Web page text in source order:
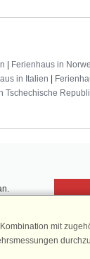
Ferienhaus in
in Italien
Tschechische
mit